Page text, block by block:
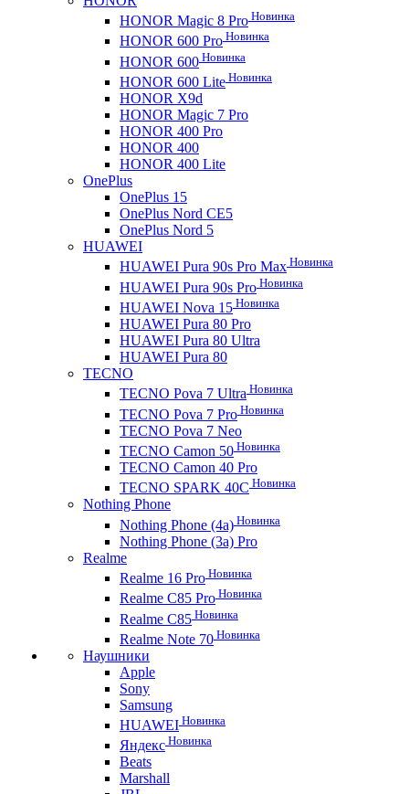
HONOR Magic 8 Pro Новинка
HONOR 600 Pro Новинка
HONOR 600 Новинка
HONOR 600 Lite Новинка
HONOR X9d
HONOR Magic 7 Pro
HONOR 400 Pro
HONOR 400
HONOR 400 Lite
OnePlus
OnePlus 15
OnePlus Nord CE5
OnePlus Nord 5
HUAWEI
HUAWEI Pura 90s Pro Max Новинка
HUAWEI Pura 90s Pro Новинка
HUAWEI Nova 15 Новинка
HUAWEI Pura 80 Pro
HUAWEI Pura 80 Ultra
HUAWEI Pura 80
TECNO
TECNO Pova 7 Ultra Новинка
TECNO Pova 7 Pro Новинка
TECNO Pova 7 Neo
TECNO Camon 50 Новинка
TECNO Camon 40 Pro
TECNO SPARK 40C Новинка
Nothing Phone
Nothing Phone (4a) Новинка
Nothing Phone (3a) Pro
Realme
Realme 16 Pro Новинка
Realme C85 Pro Новинка
Realme C85 Новинка
Realme Note 70 Новинка
Наушники
Apple
Sony
Samsung
HUAWEI Новинка
Яндекс Новинка
Beats
Marshall